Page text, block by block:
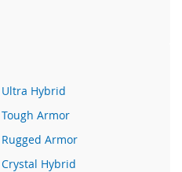
Ultra Hybrid
Tough Armor
Rugged Armor
Crystal Hybrid